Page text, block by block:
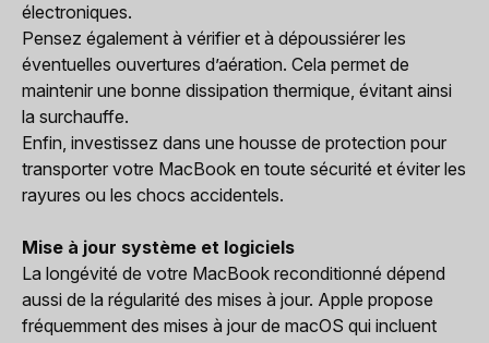
électroniques.
Pensez également à vérifier et à dépoussiérer les
éventuelles ouvertures d’aération. Cela permet de
maintenir une bonne dissipation thermique, évitant ainsi
la surchauffe.
Enfin, investissez dans une housse de protection pour
transporter votre MacBook en toute sécurité et éviter les
rayures ou les chocs accidentels.
Mise à jour système et logiciels
La longévité de votre MacBook reconditionné dépend
aussi de la régularité des mises à jour. Apple propose
fréquemment des mises à jour de macOS qui incluent